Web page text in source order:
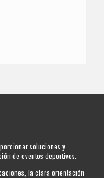
soluciones y
de eventos deportivos.
la clara orientación